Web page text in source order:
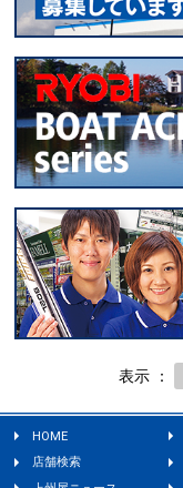
表示 ：
HOME
店舗検索